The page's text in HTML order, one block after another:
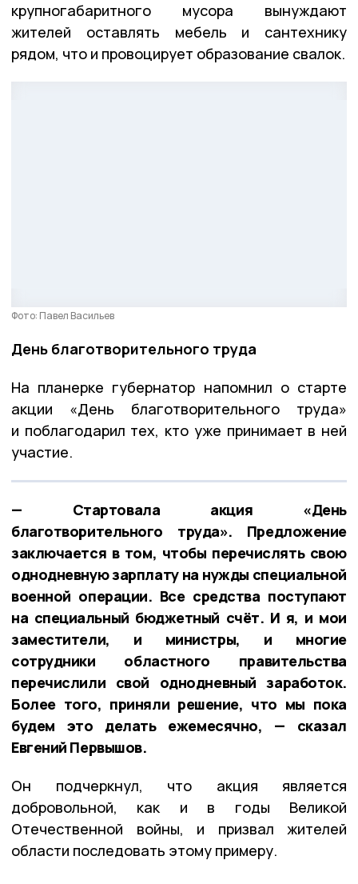
крупногабаритного мусора вынуждают
жителей оставлять мебель и сантехнику
рядом, что и провоцирует образование свалок.
Фото: Павел Васильев
День благотворительного труда
На планерке губернатор напомнил о старте
акции «День благотворительного труда»
и поблагодарил тех, кто уже принимает в ней
участие.
— Стартовала акция «День
благотворительного труда». Предложение
заключается в том, чтобы перечислять свою
однодневную зарплату на нужды специальной
военной операции. Все средства поступают
на специальный бюджетный счёт. И я, и мои
заместители, и министры, и многие
сотрудники областного правительства
перечислили свой однодневный заработок.
Более того, приняли решение, что мы пока
будем это делать ежемесячно, — сказал
Евгений Первышов.
Он подчеркнул, что акция является
добровольной, как и в годы Великой
Отечественной войны, и призвал жителей
области последовать этому примеру.